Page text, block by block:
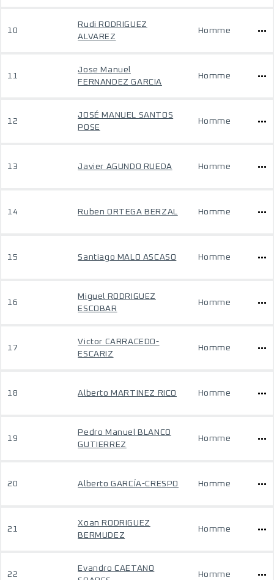
10
Rudi RODRIGUEZ
ALVAREZ
Homme
11
Jose Manuel
FERNANDEZ GARCIA
Homme
12
JOSÉ MANUEL SANTOS
POSE
Homme
13 Javier AGUNDO RUEDA Homme
14 Ruben ORTEGA BERZAL Homme
15 Santiago MALO ASCASO Homme
16
Miguel RODRIGUEZ
ESCOBAR
Homme
17
Victor CARRACEDO-
ESCARIZ
Homme
18 Alberto MARTINEZ RICO Homme
19
Pedro Manuel BLANCO
GUTIERREZ
Homme
20 Alberto GARCÍA-CRESPO Homme
21
Xoan RODRIGUEZ
BERMUDEZ
Homme
22
Evandro CAETANO
Homme